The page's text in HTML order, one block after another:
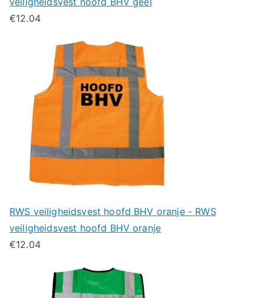
€12.04
RWS veiligheidsvest hoofd BHV oranje - RWS
veiligheidsvest hoofd BHV oranje
€12.04